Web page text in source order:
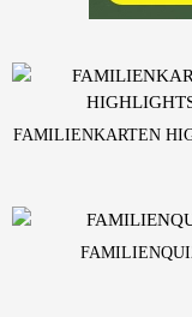
FAMILIENKARTEN